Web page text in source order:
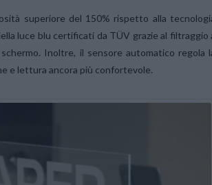
superiore del 150% rispetto alla
luce blu certificati da TÜV grazie al filtraggio
Inoltre, il sensore automatico regola
e lettura ancora più confortevole.